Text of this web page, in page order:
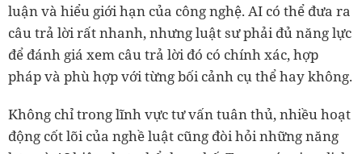
luận và hiểu giới hạn của công nghệ. AI có thể đưa ra
câu trả lời rất nhanh, nhưng luật sư phải đủ năng lực
để đánh giá xem câu trả lời đó có chính xác, hợp
pháp và phù hợp với từng bối cảnh cụ thể hay không.
Không chỉ trong lĩnh vực tư vấn tuân thủ, nhiều hoạt
động cốt lõi của nghề luật cũng đòi hỏi những năng